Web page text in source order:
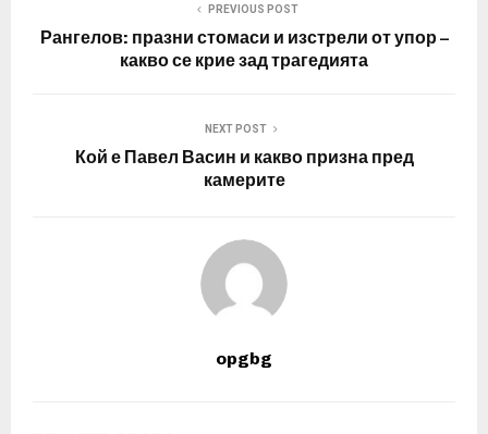
PREVIOUS POST
Рангелов: празни стомаси и изстрели от упор –
какво се крие зад трагедията
NEXT POST
Кой е Павел Васин и какво призна пред
камерите
opgbg